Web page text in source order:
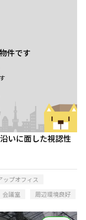
件です
いに面した視認性
ップオフィス
会議室 周辺環境良好